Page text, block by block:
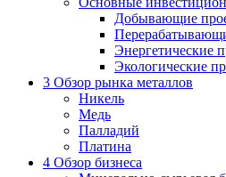
Добывающие
Энергетические
Экологические
3 Обзор рынка металлов
Никель
Медь
Палладий
Платина
4 Обзор бизнеса